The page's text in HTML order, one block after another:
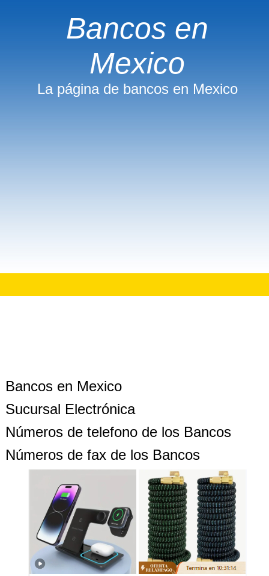
Bancos en
Mexico
La página de bancos en Mexico
Bancos en Mexico
Sucursal Electrónica
Números de telefono de los Bancos
Números de fax de los Bancos